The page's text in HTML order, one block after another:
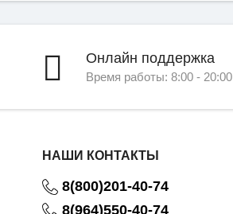
Онлайн поддержка
Время работы: 8:00 - 20:00
НАШИ КОНТАКТЫ
8(800)201-40-74
8(964)550-40-74